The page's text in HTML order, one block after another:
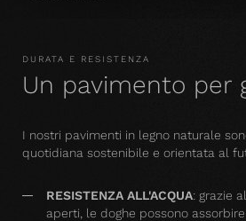
DURATA E RESISTENZA
Un pavimento per
I nostri pavimenti in legno naturale
quotidiana sostenibile e orientata al
RESISTENZA ALL'ACQUA: grazie
aperti, le doghe possono